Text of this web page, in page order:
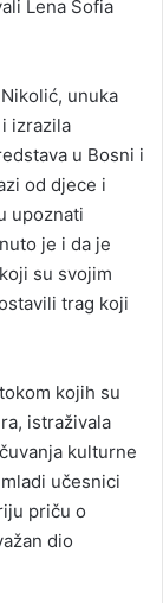
Lena Sofia
unuka
izrazila
u Bosni i
od djece i
upoznati
je i da je
su svojim
trag koji
kojih su
istraživala
kulturne
učesnici
priču o
dio